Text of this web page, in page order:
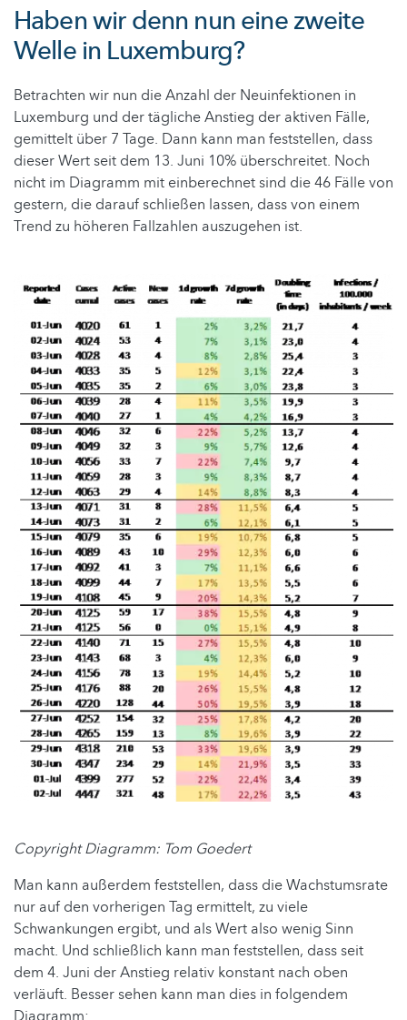
Haben wir denn nun eine zweite
Welle in Luxemburg?
Betrachten wir nun die Anzahl der Neuinfektionen in
Luxemburg und der tägliche Anstieg der aktiven Fälle,
gemittelt über 7 Tage. Dann kann man feststellen, dass
dieser Wert seit dem 13. Juni 10% überschreitet. Noch
nicht im Diagramm mit einberechnet sind die 46 Fälle von
gestern, die darauf schließen lassen, dass von einem
Trend zu höheren Fallzahlen auszugehen ist.
Copyright Diagramm: Tom Goedert
Man kann außerdem feststellen, dass die Wachstumsrate
nur auf den vorherigen Tag ermittelt, zu viele
Schwankungen ergibt, und als Wert also wenig Sinn
macht. Und schließlich kann man feststellen, dass seit
dem 4. Juni der Anstieg relativ konstant nach oben
verläuft. Besser sehen kann man dies in folgendem